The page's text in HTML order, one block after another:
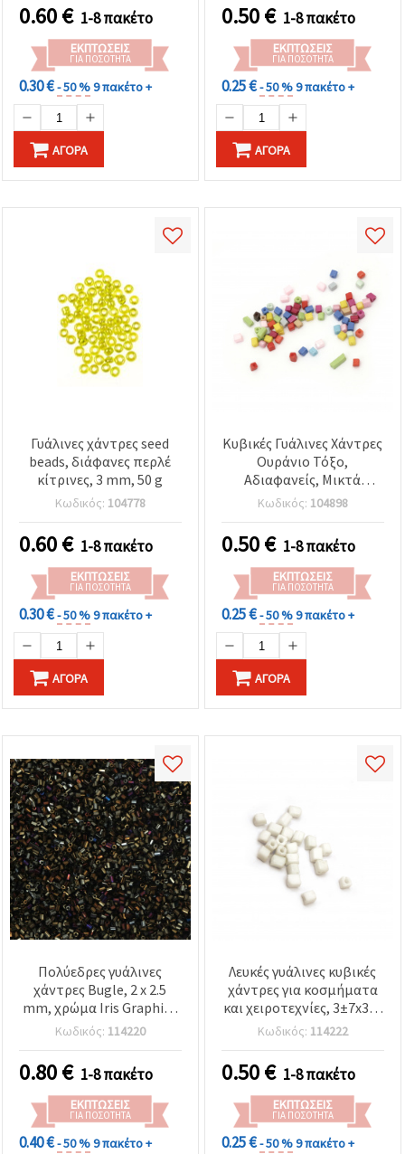
0.60€ 1-8 πακέτο
ΕΚΠΤΏΣΕΙΣ
ΓΙΑ ΠΟΣΌΤΗΤΑ
0.30 €- 50 %9 πακέτο +
ΑΓΟΡΆ
0.50€ 1-8 πακέτο
ΕΚΠΤΏΣΕΙΣ
ΓΙΑ ΠΟΣΌΤΗΤΑ
0.25 €- 50 %9 πακέτο +
ΑΓΟΡΆ
Γυάλινες χάντρες seed
beads, διάφανες περλέ
κίτρινες, 3 mm, 50 g
Κωδικός: 104778
0.60€ 1-8 πακέτο
ΕΚΠΤΏΣΕΙΣ
ΓΙΑ ΠΟΣΌΤΗΤΑ
0.30 €- 50 %9 πακέτο +
ΑΓΟΡΆ
Κυβικές Γυάλινες Χάντρες
Ουράνιο Τόξο,
Αδιαφανείς, Μικτά
Χρώματα, 3–7 x 3 x 3 mm,
Τρύπα 0,5 mm, 20 γρ.
Κωδικός: 104898
0.50€ 1-8 πακέτο
ΕΚΠΤΏΣΕΙΣ
ΓΙΑ ΠΟΣΌΤΗΤΑ
0.25 €- 50 %9 πακέτο +
ΑΓΟΡΆ
Πολύεδρες γυάλινες
χάντρες Bugle, 2 x 2.5
mm, χρώμα Iris Graphite
(ιριδίζον γραφίτης), 50 g
Κωδικός: 114220
0.80€ 1-8 πακέτο
ΕΚΠΤΏΣΕΙΣ
ΓΙΑ ΠΟΣΌΤΗΤΑ
0.40 €- 50 %9 πακέτο +
Λευκές γυάλινες κυβικές
χάντρες για κοσμήματα
και χειροτεχνίες, 3±7x3x3
mm, Οπή: 0,5 mm, 20
γραμμάρια
Κωδικός: 114222
0.50€ 1-8 πακέτο
ΕΚΠΤΏΣΕΙΣ
ΓΙΑ ΠΟΣΌΤΗΤΑ
0.25 €- 50 %9 πακέτο +